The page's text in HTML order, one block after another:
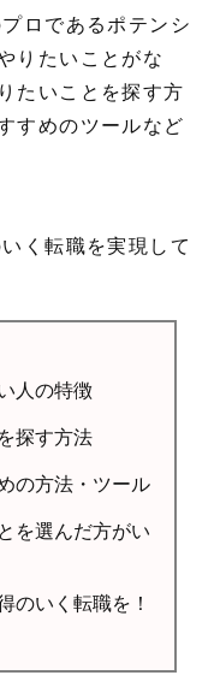
ロであるポテンシ
りたいことがな
たいことを探す方
すめのツールなど
く転職を実現して